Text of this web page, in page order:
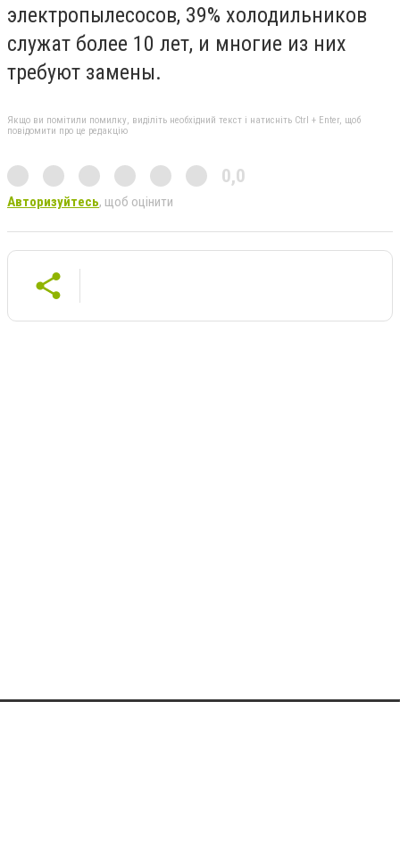
электропылесосов, 39% холодильников
служат более 10 лет, и многие из них
требуют замены.
Якщо ви помітили помилку, виділіть необхідний текст і натисніть Ctrl + Enter, щоб
повідомити про це редакцію
0,0
Авторизуйтесь, щоб оцінити